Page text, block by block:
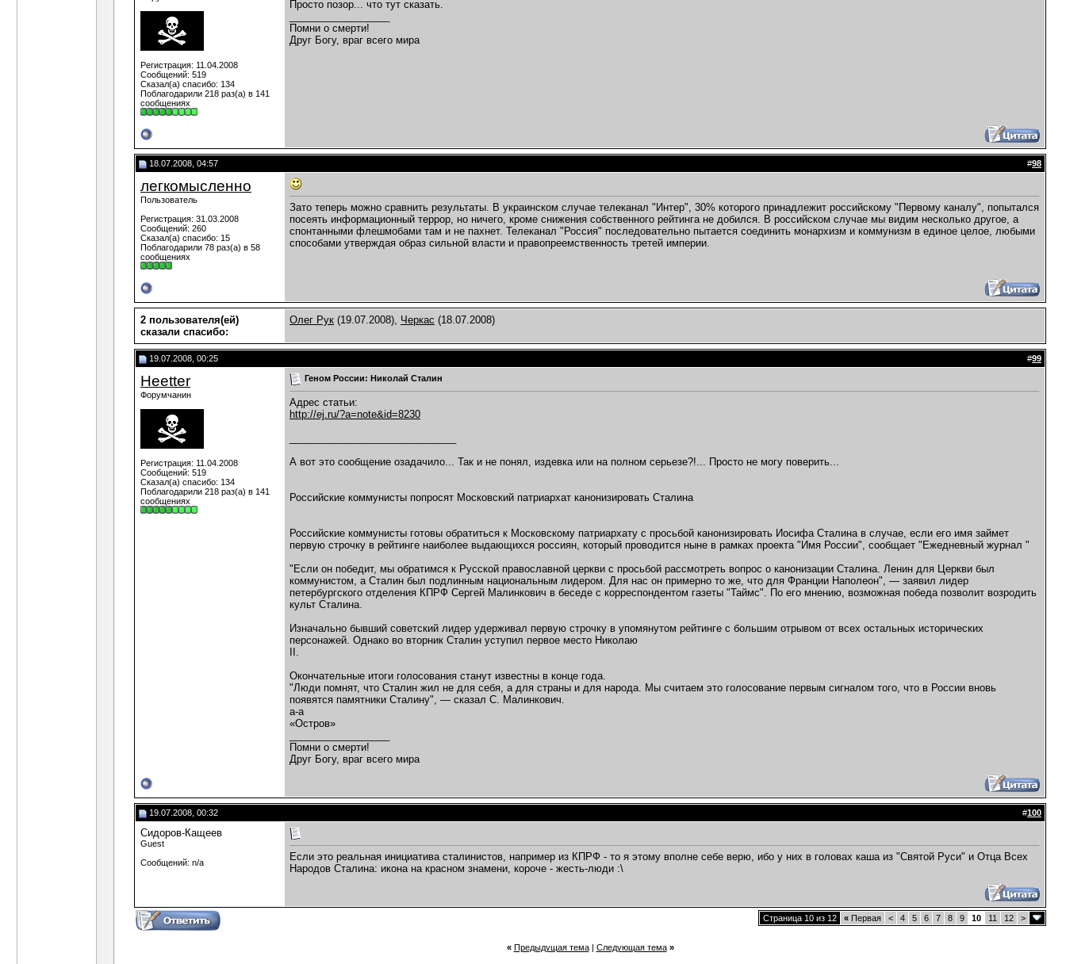
Регистрация: 11.04.2008
Сообщений: 519
Сказал(а) спасибо: 134
Поблагодарили 218 раз(а) в 141
сообщениях
Просто позор... что тут сказать.
Помни о смерти!
Друг Богу, враг всего мира
18.07.2008, 04:57 #98
легкомысленно
Пользователь
Регистрация: 31.03.2008
Сообщений: 260
Сказал(а) спасибо: 15
Поблагодарили 78 раз(а) в 58
сообщениях
Зато теперь можно сравнить результаты. В украинском случае телеканал "Интер", 30% которого принадлежит российскому "Первому каналу", попытался
посеять информационный террор, но ничего, кроме снижения собственного рейтинга не добился. В российском случае мы видим несколько другое, а
спонтанными флешмобами там и не пахнет. Телеканал "Россия" последовательно пытается соединить монархизм и коммунизм в единое целое, любыми
способами утверждая образ сильной власти и правопреемственность третей империи.
2 пользователя(ей)
сказали cпасибо:
Олег Рук (19.07.2008), Черкас (18.07.2008)
19.07.2008, 00:25 #99
Heetter
Форумчанин
Регистрация: 11.04.2008
Сообщений: 519
Сказал(а) спасибо: 134
Поблагодарили 218 раз(а) в 141
сообщениях
Геном России: Николай Сталин
Адрес статьи:
http://ej.ru/?a=note&id=8230
А вот это сообщение озадачило... Так и не понял, издевка или на полном серьезе?!... Просто не могу поверить...
Российские коммунисты попросят Московский патриархат канонизировать Сталина
Российские коммунисты готовы обратиться к Московскому патриархату с просьбой канонизировать Иосифа Сталина в случае, если его имя займет
первую строчку в рейтинге наиболее выдающихся россиян, который проводится ныне в рамках проекта "Имя России", сообщает "Ежедневный журнал "
"Если он победит, мы обратимся к Русской православной церкви с просьбой рассмотреть вопрос о канонизации Сталина. Ленин для Церкви был
коммунистом, а Сталин был подлинным национальным лидером. Для нас он примерно то же, что для Франции Наполеон", — заявил лидер
петербургского отделения КПРФ Сергей Малинкович в беседе с корреспондентом газеты "Таймс". По его мнению, возможная победа позволит возродить
культ Сталина.
Изначально бывший советский лидер удерживал первую строчку в упомянутом рейтинге с большим отрывом от всех остальных исторических
персонажей. Однако во вторник Сталин уступил первое место Николаю
II.
Окончательные итоги голосования станут известны в конце года.
"Люди помнят, что Сталин жил не для себя, а для страны и для народа. Мы считаем это голосование первым сигналом того, что в России вновь
появятся памятники Сталину", — сказал С. Малинкович.
а-а
«Остров»
Помни о смерти!
Друг Богу, враг всего мира
19.07.2008, 00:32 #100
Сидоров-Кащеев
Guest
Сообщений: n/a
Если это реальная инициатива сталинистов, например из КПРФ - то я этому вполне себе верю, ибо у них в головах каша из "Святой Руси" и Отца Всех
Народов Сталина: икона на красном знамени, короче - жесть-люди :\
Страница 10 из 12 « Первая < 4 5 6 7 8 9 10 11 12 >
« Предыдущая тема| Следующая тема »